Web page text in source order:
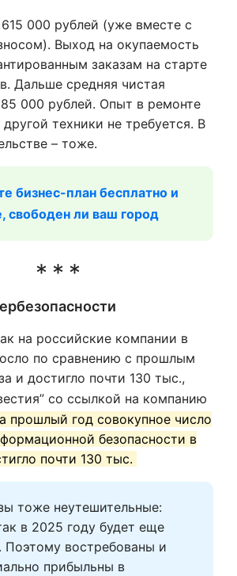
000 рублей (уже вместе с
Выход на окупаемость
заказам на старте
Дальше средняя чистая
000 рублей. Опыт в ремонте
техники не требуется. В
– тоже.
бизнес-план бесплатно и
свободен ли ваш город
на российские компании в
по сравнению с прошлым
и достигло почти 130 тыс.,
со ссылкой на компанию
прошлый год совокупное число
безопасности в
почти 130 тыс.
тоже неутешительные:
в 2025 году будет еще
Поэтому востребованы и
прибыльны в